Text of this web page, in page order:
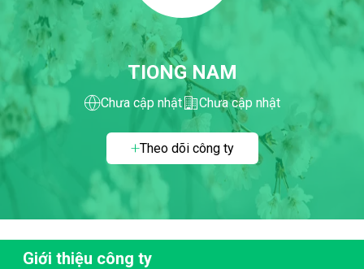
TIONG NAM
Chưa cập nhật Chưa cập nhật
Theo dõi công ty
Giới thiệu công ty